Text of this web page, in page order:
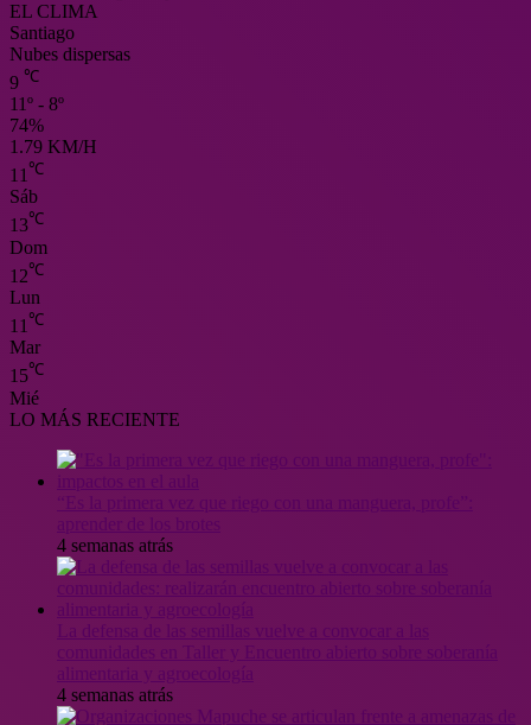
EL CLIMA
Santiago
Nubes dispersas
9 ℃
11º - 8º
74%
1.79 KM/H
11 ℃
Sáb
13℃
Dom
12℃
Lun
11 ℃
Mar
15℃
Mié
LO MÁS RECIENTE
4 semanas atrás
4 semanas atrás